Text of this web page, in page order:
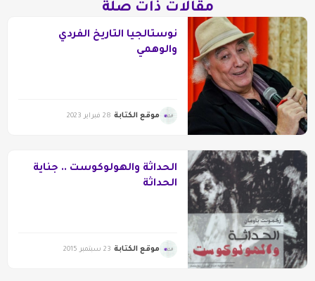
مقالات ذات صلة
نوستالجيا التاريخ الفردي
والوهمي
موقع الكتابة 28 فبراير 2023
الحداثة والهولوكوست .. جناية
الحداثة
موقع الكتابة 23 سبتمبر 2015